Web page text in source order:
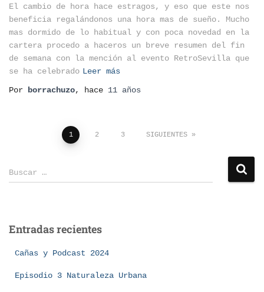
El cambio de hora hace estragos, y eso que este nos
beneficia regalándonos una hora mas de sueño. Mucho
mas dormido de lo habitual y con poca novedad en la
cartera procedo a haceros un breve resumen del fin
de semana con la mención al evento RetroSevilla que
se ha celebrado Leer más
Por
borrachuzo, hace 11 años
1 2 3 SIGUIENTES
Buscar …
Entradas recientes
Cañas y Podcast 2024
Episodio 3 Naturaleza Urbana